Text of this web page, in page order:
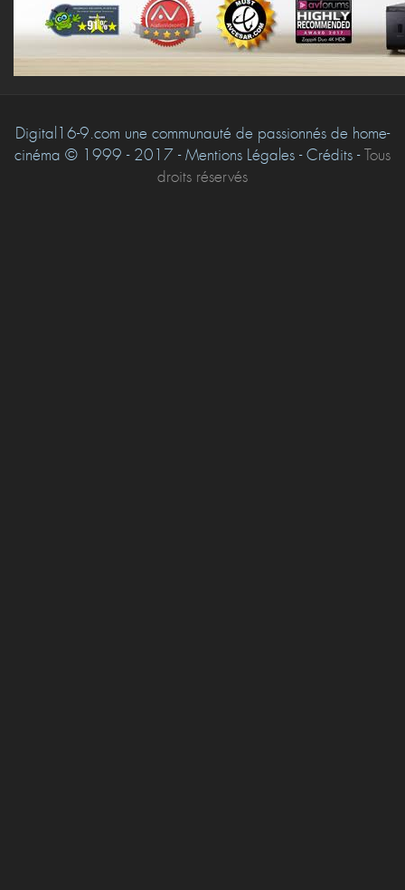
Digital16-9.com une communauté de passionnés de home-
cinéma © 1999 - 2017 - Mentions Légales - Crédits -Tous
droits réservés